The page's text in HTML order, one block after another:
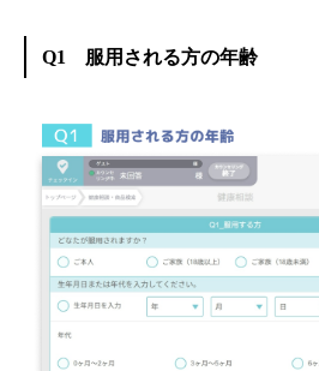
Q1 服用される方の年齢